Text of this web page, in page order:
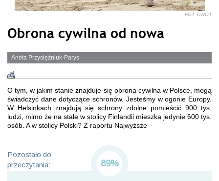
FOT. DWOT
Obrona cywilna od nowa
Aneta Przysiężniuk-Parys
O tym, w jakim stanie znajduje się obrona cywilna w Polsce, mogą
świadczyć dane dotyczące schronów. Jesteśmy w ogonie Europy.
W Helsinkach znajdują się schrony zdolne pomieścić 900 tys.
ludzi, mimo że na stałe w stolicy Finlandii mieszka jedynie 600 tys.
osób. A w stolicy Polski? Z raportu Najwyższe
Pozostało do
przeczytania:
89%